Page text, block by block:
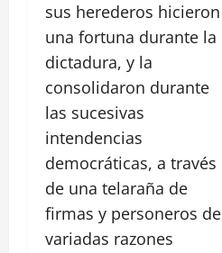
sus herederos hicieron
una fortuna durante la
dictadura, y la
consolidaron durante
las sucesivas
intendencias
democráticas, a través
de una telaraña de
firmas y personeros de
variadas razones